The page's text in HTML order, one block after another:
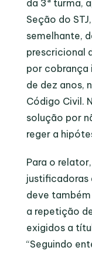
da 3ª turma,
Seção do
semelhante,
prescricional
por cobrança
de dez anos,
Código Civil.
solução por
reger a
Para o
deve
a repetição
exigidos a
“Seguindo